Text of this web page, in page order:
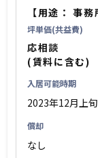
【用途：事務
坪単価(共益費)
応相談
(賃料に含む)
入居可能時期
2023年12月上旬
償却
なし